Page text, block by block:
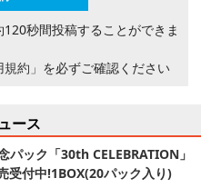
秒間投稿することができま
規約」 を必ずご確認ください
ース
パック「30th CELEBRATION」
受付中!1BOX(20パック入り)